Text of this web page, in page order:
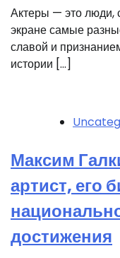
Актеры — это люди,
экране самые
славой и
истории […]
Максим
артист, его
достижения